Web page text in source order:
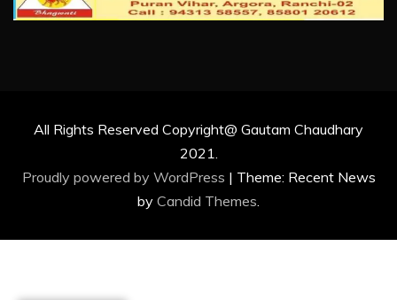
All Rights Reserved Copyright@ Gautam Chaudhary
2021.
Proudly powered by WordPress | Theme: Recent News
by Candid Themes.